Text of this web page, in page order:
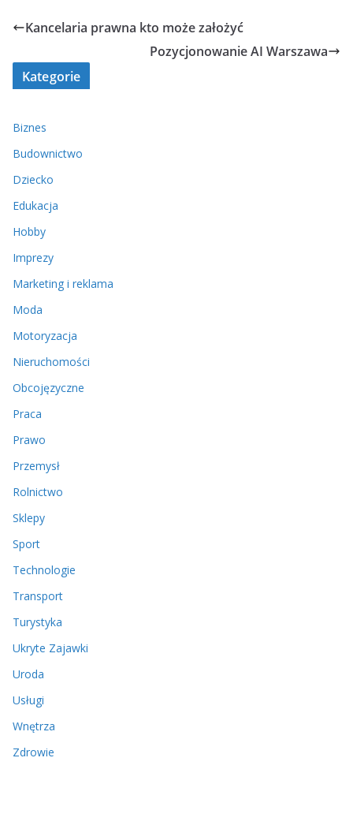
Kancelaria prawna kto może założyć
Pozycjonowanie AI Warszawa
Kategorie
Biznes
Budownictwo
Dziecko
Edukacja
Hobby
Imprezy
Marketing i reklama
Moda
Motoryzacja
Nieruchomości
Obcojęzyczne
Praca
Prawo
Przemysł
Rolnictwo
Sklepy
Sport
Technologie
Transport
Turystyka
Ukryte Zajawki
Uroda
Usługi
Wnętrza
Zdrowie